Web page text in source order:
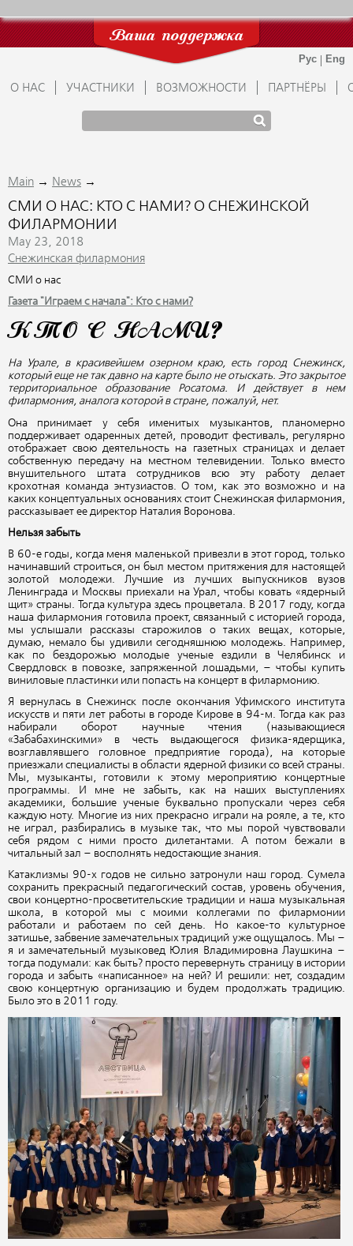
Ваша поддержка
О НАС УЧАСТНИКИ ВОЗМОЖНОСТИ ПАРТНЁРЫ
Main → News →
СМИ О НАС: КТО С НАМИ? О СНЕЖИНСКОЙ
ФИЛАРМОНИИ
May 23, 2018
Снежинская филармония
СМИ о нас
Газета "Играем с начала": Кто с нами?
КТО С НАМИ?
На Урале, в красивейшем озерном краю, есть город Снежинск,
который еще не так давно на карте было не отыскать. Это закрытое
территориальное образование Росатома. И действует в нем
филармония, аналога которой в стране, пожалуй, нет.
Она принимает у себя именитых музыкантов, планомерно
поддерживает одаренных детей, проводит фестиваль, регулярно
отображает свою деятельность на газетных страницах и делает
собственную передачу на местном телевидении. Только вместо
внушительного штата сотрудников всю эту работу делает
крохотная команда энтузиастов. О том, как это возможно и на
каких концептуальных основаниях стоит Снежинская филармония,
рассказывает ее директор Наталия Воронова.
Нельзя забыть
В 60-е годы, когда меня маленькой привезли в этот город, только
начинавший строиться, он был местом притяжения для настоящей
золотой молодежи. Лучшие из лучших выпускников вузов
Ленинграда и Москвы приехали на Урал, чтобы ковать «ядерный
щит» страны. Тогда культура здесь процветала. В 2017 году, когда
наша филармония готовила проект, связанный с историей города,
мы услышали рассказы старожилов о таких вещах, которые,
думаю, немало бы удивили сегодняшнюю молодежь. Например,
как по бездорожью молодые ученые ездили в Челябинск и
Свердловск в повозке, запряженной лошадьми, – чтобы купить
виниловые пластинки или попасть на концерт в филармонию.
Я вернулась в Снежинск после окончания Уфимского института
искусств и пяти лет работы в городе Кирове в 94-м. Тогда как раз
набирали оборот научные чтения (называющиеся
«Забабахинскими» в честь выдающегося физика-ядерщика,
возглавлявшего головное предприятие города), на которые
приезжали специалисты в области ядерной физики со всей страны.
Мы, музыканты, готовили к этому мероприятию концертные
программы. И мне не забыть, как на наших выступлениях
академики, большие ученые буквально пропускали через себя
каждую ноту. Многие из них прекрасно играли на рояле, а те, кто
не играл, разбирались в музыке так, что мы порой чувствовали
себя рядом с ними просто дилетантами. А потом бежали в
читальный зал – восполнять недостающие знания.
Катаклизмы 90-х годов не сильно затронули наш город. Сумела
сохранить прекрасный педагогический состав, уровень обучения,
свои концертно-просветительские традиции и наша музыкальная
школа, в которой мы с моими коллегами по филармонии
работали и работаем по сей день. Но какое-то культурное
затишье, забвение замечательных традиций уже ощущалось. Мы –
я и замечательный музыковед Юлия Владимировна Лаушкина –
тогда подумали: как быть? просто перевернуть страницу в истории
города и забыть «написанное» на ней? И решили: нет, создадим
свою концертную организацию и будем продолжать традицию.
Было это в 2011 году.